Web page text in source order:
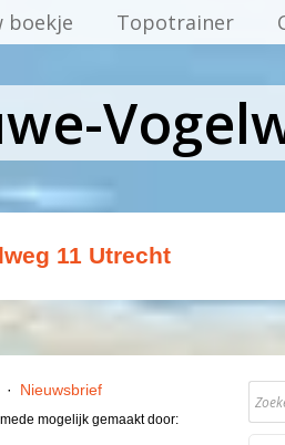
boekje Topotrainer
11 Utrecht
· Nieuwsbrief
mogelijk gemaakt door: